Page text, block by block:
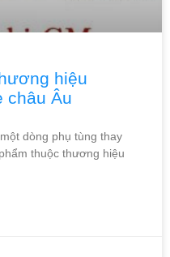
hiệu
châu Âu
dòng phụ tùng thay
thuộc thương hiệu